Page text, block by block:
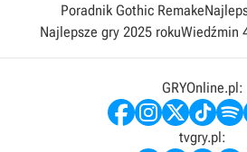
Poradnik Gothic Remake
Najlepsze gry 2025 rokuWiedźmin
GRYOnline.pl:
tvgry.pl: